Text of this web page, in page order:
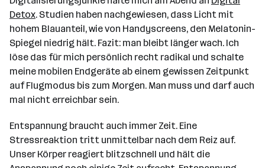
Detox. Studien haben nachgewiesen, dass Licht mit
hohem Blauanteil, wie von Handyscreens, den Melatonin-
Spiegel niedrig hält. Fazit: man bleibt länger wach. Ich
löse das für mich persönlich recht radikal und schalte
meine mobilen Endgeräte ab einem gewissen Zeitpunkt
auf Flugmodus bis zum Morgen. Man muss und darf auch
mal nicht erreichbar sein.
Entspannung braucht auch immer Zeit. Eine
Stressreaktion tritt unmittelbar nach dem Reiz auf.
Unser Körper reagiert blitzschnell und hält die